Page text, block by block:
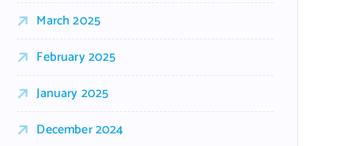
March 2025
February 2025
January 2025
December 2024